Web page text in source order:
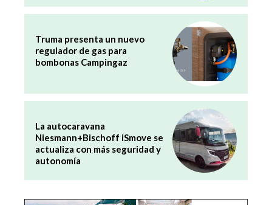
Truma presenta un nuevo
regulador de gas para
bombonas Campingaz
La autocaravana
Niesmann+Bischoff iSmove se
actualiza con más seguridad y
autonomía